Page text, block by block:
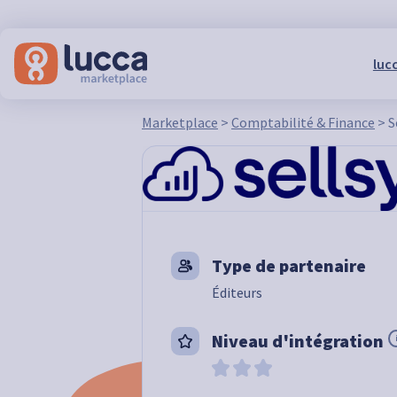
Marketplace > Comptabilité & Finance >
Type de partenaire
Éditeurs
Niveau d'intégration i